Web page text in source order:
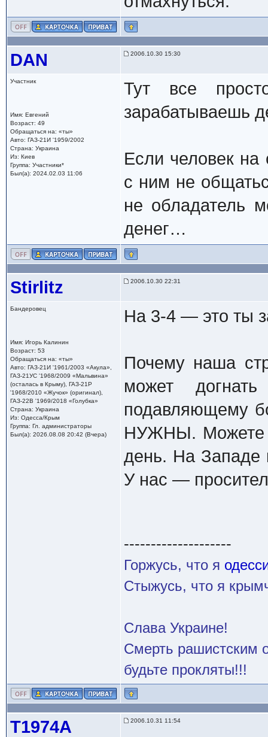
DAN 2006.10.30 15:30
Участник
Имя: Евгений
Возраст: 49
Обращаться на: «ты»
Авто: ГАЗ-21И '1959/2002
Страна: Украина
Из: Киев
Группа: Участники*
Был(а): 2024.02.03 11:06
Тут все
зарабатываешь
Если человек на
с ним не
не обладатель
денег…
Stirlitz 2006.10.30 22:31
Бандеровец
Имя: Игорь Калинин
Возраст: 53
Обращаться на: «ты»
Авто: ГАЗ-21И '1961/2003 «Акула»,
ГАЗ-21УС '1968/2009 «Мальвина»
(осталась в Крыму), ГАЗ-21Р
'1968/2010 «Жучок» (оригинал),
ГАЗ-22В '1969/2018 «Голубка»
Страна: Украина
Из: Одесса/Крым
Группа: Гл. администраторы
Был(а): 2026.08.08 20:42 (Вчера)
На 3-4 — это ты
Почему наша
может
подавляющему
НУЖНЫ. Можете
день. На Западе
У нас —
--------------------
Горжусь, что я
Стыжусь, что я
Слава Украине!
Смерть рашистским
будьте прокляты!!!
Т1974А 2006.10.31 11:54